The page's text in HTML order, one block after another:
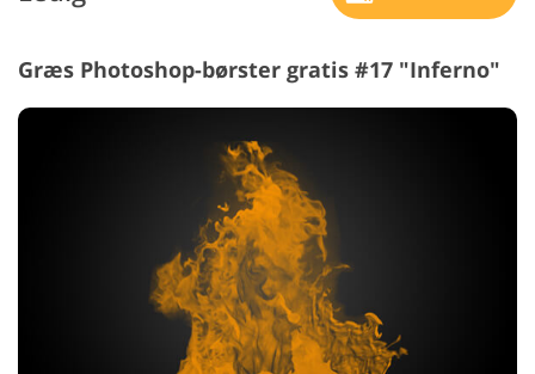
Græs Photoshop-børster gratis #17 "Inferno"